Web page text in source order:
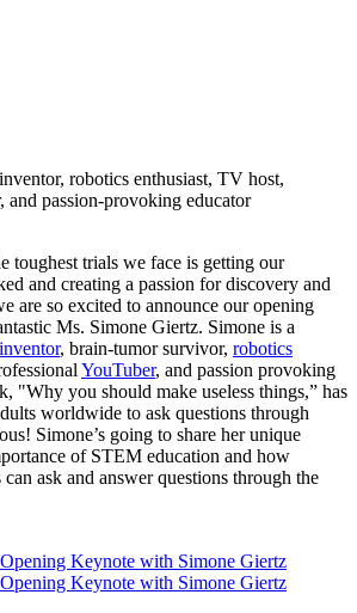
robotics enthusiast, TV host,
and passion-provoking educator
toughest trials we face is getting our
and creating a passion for discovery and
are so excited to announce our opening
Ms. Simone Giertz. Simone is a
inventor, brain-tumor survivor, robotics
YouTuber, and passion provoking
"Why you should make useless things,” has
worldwide to ask questions through
Simone’s going to share her unique
of STEM education and how
can ask and answer questions through the
Keynote with Simone Giertz
Keynote with Simone Giertz